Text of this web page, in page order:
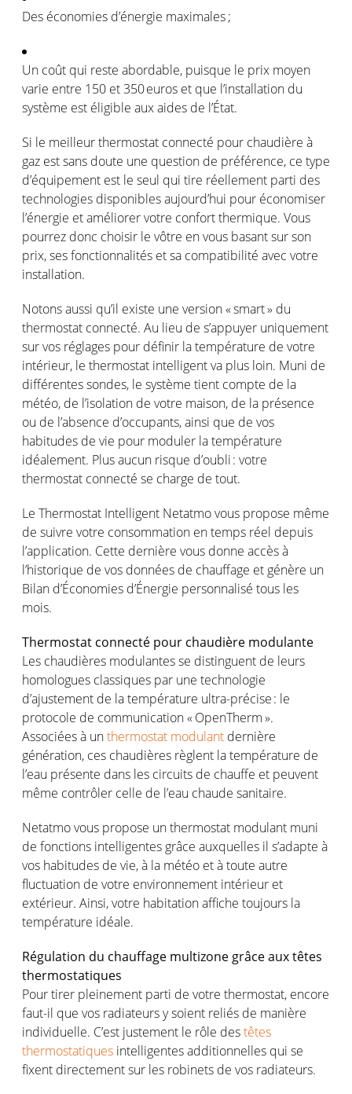
Des économies d’énergie maximales;
Un coût qui reste abordable, puisque le prix moyen
varie entre 150 et 350 euros et que l’installation du
système est éligible aux aides de l’État.
Si le meilleurthermostat connecté pour chaudière à
gaz estsans doute une question de préférence, ce type
d’équipement est le seul qui tire réellement parti des
technologies disponiblesaujourd’hui pour économiser
l’énergie etaméliorervotre confortthermique. Vous
pourrez donc choisir le vôtre envous basantsur son
prix,sesfonctionnalités etsa compatibilité avec votre
installation.
Notonsaussi qu’il existe une version « smart » du
thermostat connecté. Au lieu de s’appuyer uniquement
survos réglages pour définir latempérature de votre
intérieur, le thermostat intelligentva plus loin. Muni de
différentessondes, le système tient compte de la
météo, de l’isolation de votre maison, de la présence
ou de l’absence d’occupants,ainsi que de vos
habitudes de vie pour moduler latempérature
idéalement. Plusaucun risque d’oubli: votre
thermostat connecté se charge de tout.
Le Thermostat Intelligent Netatmovous propose même
de suivre votre consommation entemps réel depuis
l’application. Cette dernière vous donne accèsà
l’historique de vos données de chauffage et génère un
Bilan d’Économies d’Énergie personnalisé tous les
mois.
Thermostat connecté pour chaudière modulante
Les chaudières modulantesse distinguent de leurs
homologues classiques par une technologie
d’ajustement de latempérature ultra-précise: le
protocole de communication «OpenTherm».
Associéesà unthermostat modulant dernière
génération, ces chaudières règlent latempérature de
l’eau présente dans les circuits de chauffe et peuvent
même contrôler celle de l’eau chaude sanitaire.
Netatmovous propose un thermostat modulant muni
de fonctions intelligentes grâce auxquelles il s’adapte à
vos habitudes de vie, à la météo et àtoute autre
fluctuation de votre environnement intérieur et
extérieur. Ainsi,votre habitation affiche toujours la
température idéale.
Régulation du chauffage multizone grâce auxtêtes
thermostatiques
Pourtirer pleinement parti de votre thermostat, encore
faut-il que vos radiateursysoient reliés de manière
individuelle. C’est justement le rôle destêtes
thermostatiques intelligentesadditionnelles qui se
fixent directementsur les robinets de vos radiateurs.